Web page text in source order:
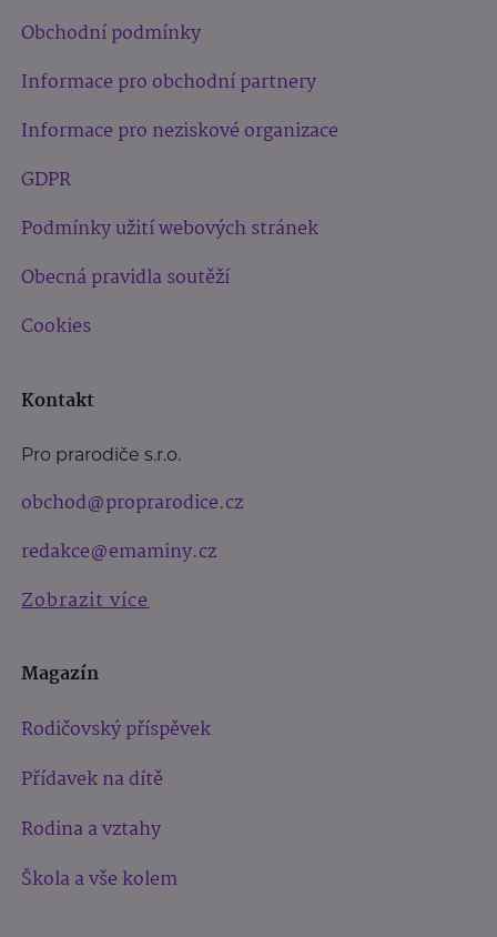
Obchodní podmínky
Informace pro obchodní partnery
Informace pro neziskové organizace
GDPR
Podmínky užití webových stránek
Obecná pravidla soutěží
Cookies
Kontakt
Pro prarodiče s.r.o.
obchod@proprarodice.cz
redakce@emaminy.cz
Zobrazit více
Magazín
Rodičovský příspěvek
Přídavek na dítě
Rodina a vztahy
Škola a vše kolem